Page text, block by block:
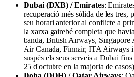
Dubai (DXB) / Emirates:
recuperació més sòlida de les tres,
seu horari anterior al conflicte a
la xarxa gairebé completa que
banda, British Airways, Singapore
Air Canada, Finnair, ITA Airways
suspès els seus serveis a Dubai
25 d'octubre en la majoria de
Doha (DOH) / Qatar Airways: